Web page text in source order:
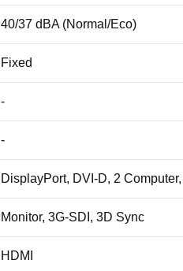
40/37 dBA (Normal/Eco)
Fixed
-
-
DisplayPort, DVI-D, 2
Monitor, 3G-SDI, 3D Sync
HDMI